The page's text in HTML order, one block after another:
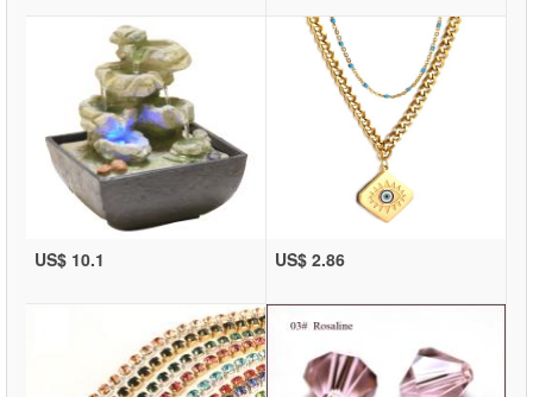
US$ 10.1 US$ 2.86